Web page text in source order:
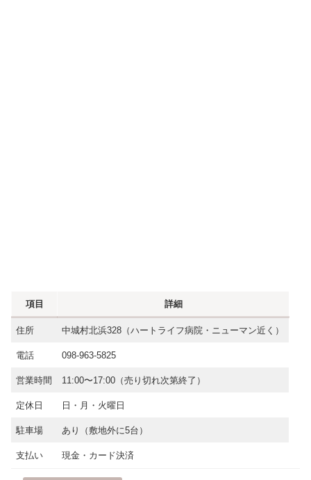
項目 詳細
住所 中城村北浜328（ハートライフ病院・ニューマン近く）
電話 098-963-5825
営業時間 11:00〜17:00（売り切れ次第終了）
定休日 日・月・火曜日
駐車場 あり（敷地外に5台）
支払い 現金・カード決済